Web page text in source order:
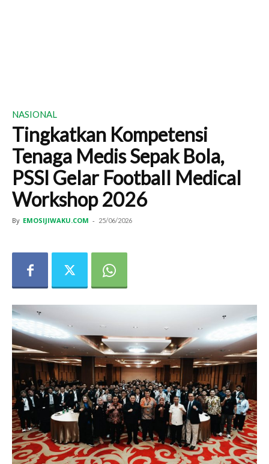
NASIONAL
Tingkatkan Kompetensi
Tenaga Medis Sepak Bola,
PSSI Gelar Football Medical
Workshop 2026
By EMOSIJIWAKU.COM - 25/06/2026